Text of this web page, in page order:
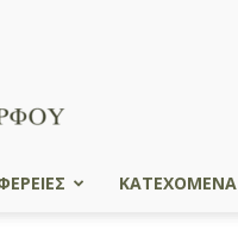
ΚΑΤΕΧΟΜΕΝΑ